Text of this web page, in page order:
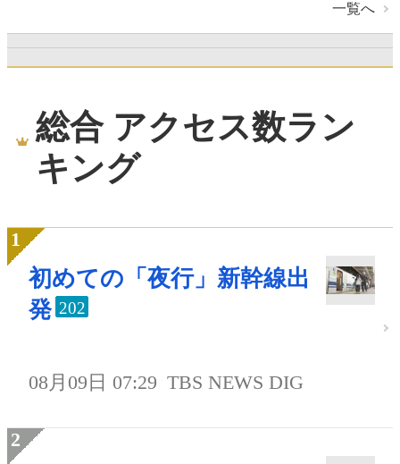
一覧へ
総合 アクセス数ラン
キング
初めての「夜行」新幹線出
発 202
08月09日 07:29 TBS NEWS DIG